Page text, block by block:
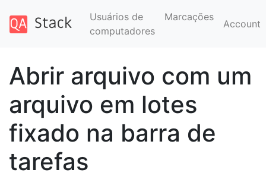
Usuários de
computadores
Marcações
Account
Abrir arquivo com um
arquivo em lotes
fixado na barra de
tarefas